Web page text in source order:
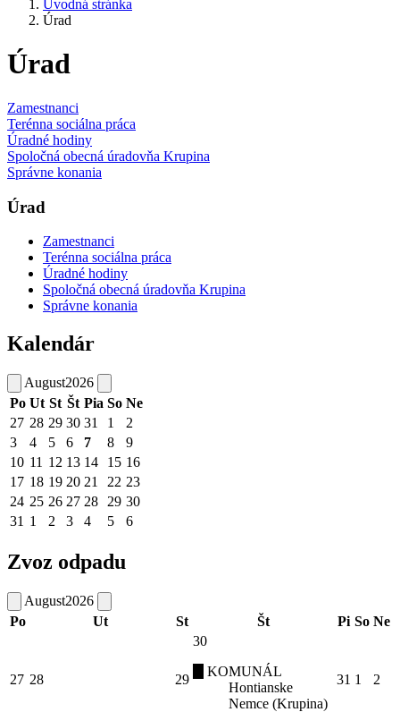
Úvodná stránka
Úrad
Úrad
Zamestnanci
Terénna sociálna práca
Úradné hodiny
Spoločná obecná úradovňa Krupina
Správne konania
Úrad
Zamestnanci
Terénna sociálna práca
Úradné hodiny
Spoločná obecná úradovňa Krupina
Správne konania
Kalendár
August2026
Po Ut St Št Pia So Ne
27 28 29 30 31 1
2
3
4 5 6 7 8
9
10 11 12 13 14 15 16
17 18 19 20 21 22 23
24 25 26 27 28 29 30
31 1 2 3 4 5 6
Zvoz odpadu
August2026
Po
Ut St Št Pi So Ne
27 28 29
30
KOMUNÁL
Hontianske
Nemce (Krupina)
31 1 2